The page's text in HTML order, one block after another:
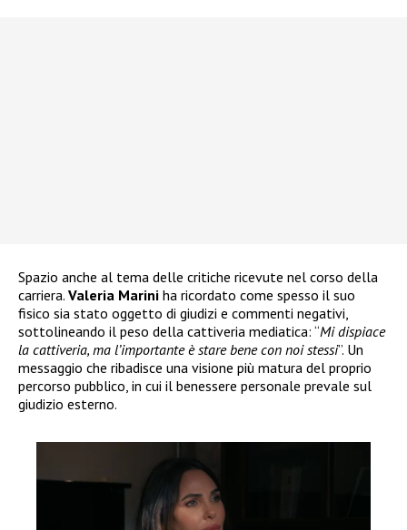
Spazio anche al tema delle critiche ricevute nel corso della
carriera. Valeria Marini ha ricordato come spesso il suo
fisico sia stato oggetto di giudizi e commenti negativi,
sottolineando il peso della cattiveria mediatica: “Mi dispiace
la cattiveria, ma l’importante è stare bene con noi stessi”. Un
messaggio che ribadisce una visione più matura del proprio
percorso pubblico, in cui il benessere personale prevale sul
giudizio esterno.